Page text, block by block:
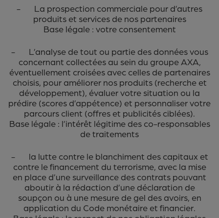
- La prospection commerciale pour d’autres
produits et services de nos partenaires
Base légale : votre consentement
- L’analyse de tout ou partie des données vous
concernant collectées au sein du groupe AXA,
éventuellement croisées avec celles de partenaires
choisis, pour améliorer nos produits (recherche et
développement), évaluer votre situation ou la
prédire (scores d’appétence) et personnaliser votre
parcours client (offres et publicités ciblées).
Base légale : l’intérêt légitime des co-responsables
de traitements
- la lutte contre le blanchiment des capitaux et
contre le financement du terrorisme, avec la mise
en place d’une surveillance des contrats pouvant
aboutir à la rédaction d’une déclaration de
soupçon ou à une mesure de gel des avoirs, en
application du Code monétaire et financier.